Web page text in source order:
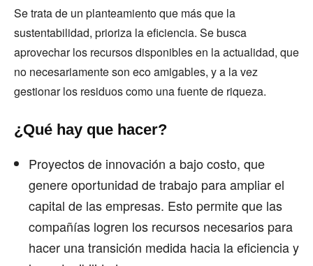
Se trata de un planteamiento que más que la
sustentabilidad, prioriza la eficiencia. Se busca
aprovechar los recursos disponibles en la actualidad, que
no necesariamente son eco amigables, y a la vez
gestionar los residuos como una fuente de riqueza.
¿Qué hay que hacer?
Proyectos de innovación a bajo costo, que
genere oportunidad de trabajo para ampliar el
capital de las empresas. Esto permite que las
compañías logren los recursos necesarios para
hacer una transición medida hacia la eficiencia y